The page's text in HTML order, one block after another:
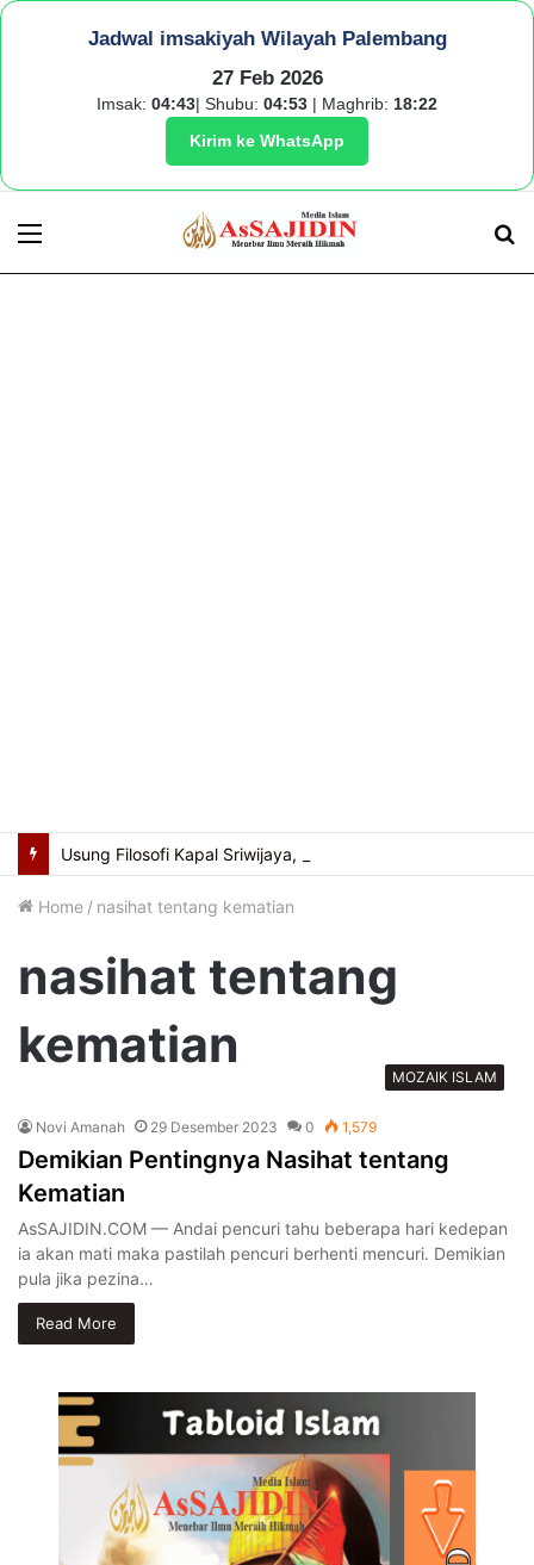
Jadwal imsakiyah Wilayah Palembang
27 Feb 2026
Imsak: 04:43| Shubu: 04:53 | Maghrib: 18:22
Kirim ke WhatsApp
Menu
Home / nasihat tentang kematian
nasihat tentang
kematian
MOZAIK ISLAM
Novi Amanah 29 Desember 2023 0 1,579
Demikian Pentingnya Nasihat tentang
Kematian
AsSAJIDIN.COM — Andai pencuri tahu beberapa hari kedepan
ia akan mati maka pastilah pencuri berhenti mencuri. Demikian
pula jika pezina…
Read More